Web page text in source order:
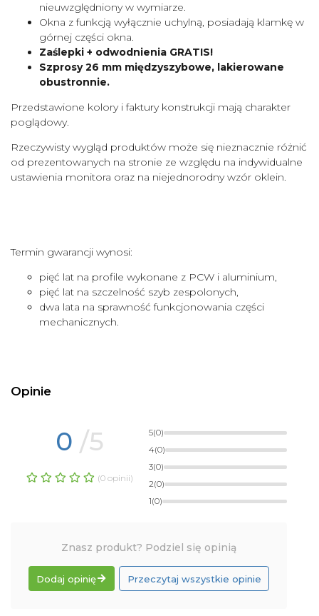
nieuwzględniony w wymiarze.
Okna z funkcją wyłącznie uchylną, posiadają klamkę w
górnej części okna.
Zaślepki + odwodnienia GRATIS!
Szprosy 26 mm międzyszybowe, lakierowane
obustronnie.
Przedstawione kolory i faktury konstrukcji mają charakter
poglądowy.
Rzeczywisty wygląd produktów może się nieznacznie różnić
od prezentowanych na stronie ze względu na indywidualne
ustawienia monitora oraz na niejednorodny wzór oklein.
Termin gwarancji wynosi:
pięć lat na profile wykonane z PCW i aluminium,
pięć lat na szczelność szyb zespolonych,
dwa lata na sprawność funkcjonowania części
mechanicznych.
Opinie
0 /5
(0 opinii)
5(0)
4(0)
3(0)
2(0)
1(0)
Znasz produkt? Podziel się opinią
Dodaj opinię Przeczytaj wszystkie opinie